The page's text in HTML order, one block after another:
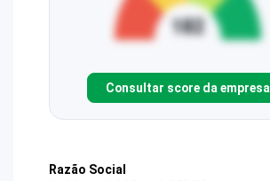
Consultar score da empresa
Razão Social